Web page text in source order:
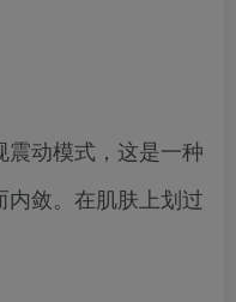
动模式，这是一种
敛。在肌肤上划过